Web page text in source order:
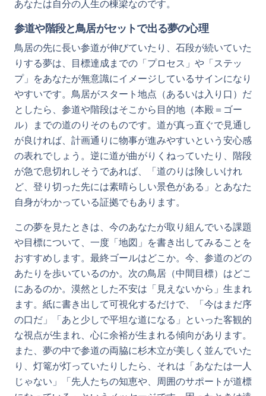
あなたは自分の人生の棟梁なのです。
参道や階段と鳥居がセットで出る夢の心理
鳥居の先に長い参道が伸びていたり、石段が続いていた
りする夢は、目標達成までの「プロセス」や「ステッ
プ」をあなたが無意識にイメージしているサインになり
やすいです。鳥居がスタート地点（あるいは入り口）だ
としたら、参道や階段はそこから目的地（本殿＝ゴー
ル）までの道のりそのものです。道が真っ直ぐで見通し
が良ければ、計画通りに物事が進みやすいという安心感
の表れでしょう。逆に道が曲がりくねっていたり、階段
が急で息切れしそうであれば、「道のりは険しいけれ
ど、登り切った先には素晴らしい景色がある」とあなた
自身がわかっている証拠でもあります。
この夢を見たときは、今のあなたが取り組んでいる課題
や目標について、一度「地図」を書き出してみることを
おすすめします。最終ゴールはどこか。今、参道のどの
あたりを歩いているのか。次の鳥居（中間目標）はどこ
にあるのか。漠然とした不安は「見えないから」生まれ
ます。紙に書き出して可視化するだけで、「今はまだ序
の口だ」「あと少しで平坦な道になる」といった客観的
な視点が生まれ、心に余裕が生まれる傾向があります。
また、夢の中で参道の両脇に杉木立が美しく並んでいた
り、灯篭が灯っていたりしたら、それは「あなたは一人
じゃない」「先人たちの知恵や、周囲のサポートが道標